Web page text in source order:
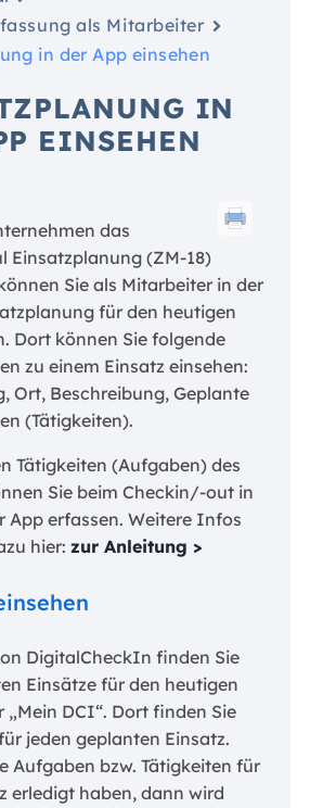
als Mitarbeiter
in der App einsehen
IN
EINSEHEN
das
Einsatzplanung (ZM-18)
Sie als Mitarbeiter in der
für den heutigen
Dort können Sie folgende
zu einem Einsatz einsehen:
Ort, Beschreibung, Geplante
(Tätigkeiten).
Tätigkeiten (Aufgaben) des
Sie beim Checkin/-out in
App erfassen. Weitere Infos
hier: zur Anleitung >
DigitalCheckIn finden Sie
Einsätze für den heutigen
„Mein DCI“. Dort finden Sie
jeden geplanten Einsatz.
Aufgaben bzw. Tätigkeiten für
erledigt haben, dann wird